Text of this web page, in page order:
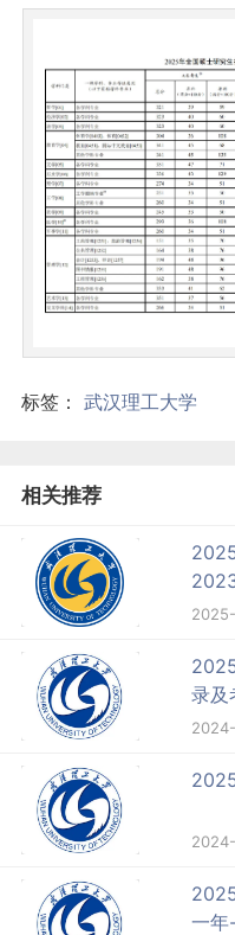
标签： 武汉理工大学
相关推荐
录及
一年